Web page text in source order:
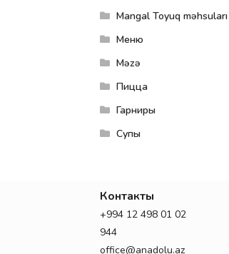
Mangal Toyuq məhsuları
Меню
Məzə
Пицца
Гарниры
Супы
Контакты
+994 12 498 01 02
944
office@anadolu.az